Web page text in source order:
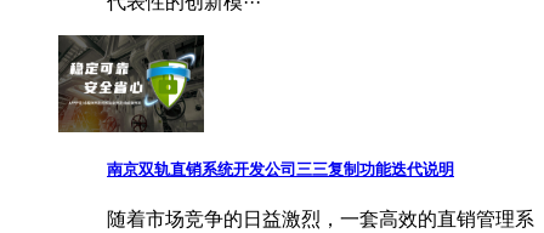
南京双轨直销系统开发公司三三复制功能迭代说明
随着市场竞争的日益激烈，一套高效的直销管理系